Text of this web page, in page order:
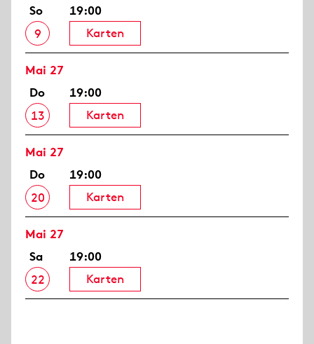
So
9
19:00
Karten
Mai 27
Do
13
19:00
Karten
Mai 27
Do
20
19:00
Karten
Mai 27
Sa
22
19:00
Karten